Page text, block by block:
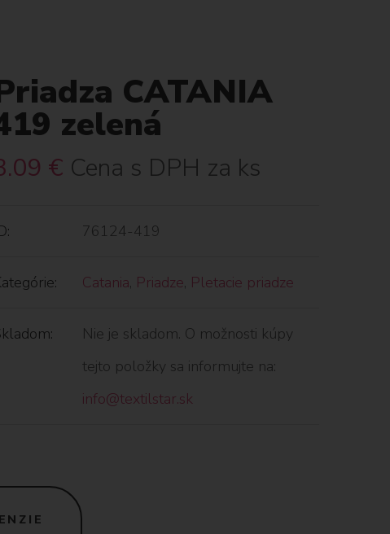
CATANIA
zelená
€ Cena s DPH za ks
76124-419
Catania, Priadze, Pletacie priadze
Nie je skladom. O možnosti kúpy
tejto položky sa informujte na:
info@textilstar.sk